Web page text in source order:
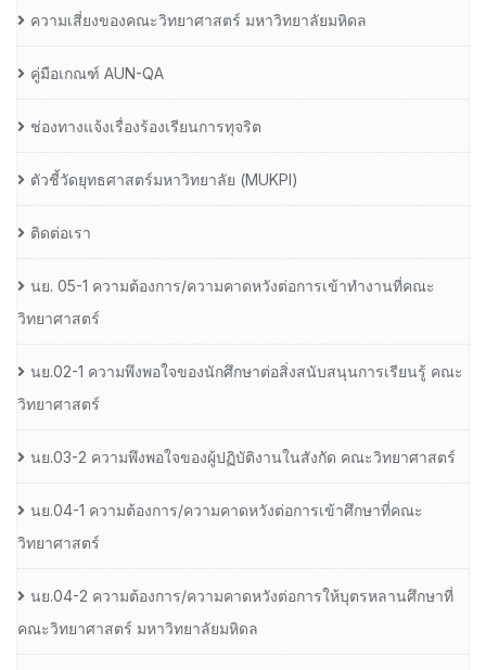
ความเสี่ยงของคณะวิทยาศาสตร์ มหาวิทยาลัยมหิดล
คู่มือเกณฑ์ AUN-QA
ช่องทางแจ้งเรื่องร้องเรียนการทุจริต
ตัวชี้วัดยุทธศาสตร์มหาวิทยาลัย (MUKPI)
ติดต่อเรา
นย. 05-1 ความต้องการ/ความคาดหวังต่อการเข้าทำงานที่คณะ
วิทยาศาสตร์
นย.02-1 ความพึงพอใจของนักศึกษาต่อสิ่งสนับสนุนการเรียนรู้ คณะ
วิทยาศาสตร์
นย.03-2 ความพึงพอใจของผู้ปฏิบัติงานในสังกัด คณะวิทยาศาสตร์
นย.04-1 ความต้องการ/ความคาดหวังต่อการเข้าศึกษาที่คณะ
วิทยาศาสตร์
นย.04-2 ความต้องการ/ความคาดหวังต่อการให้บุตรหลานศึกษาที่
คณะวิทยาศาสตร์ มหาวิทยาลัยมหิดล